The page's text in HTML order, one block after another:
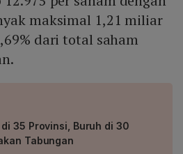
maksimal 1,21 miliar
dari total saham
35 Provinsi, Buruh di 30
Tabungan